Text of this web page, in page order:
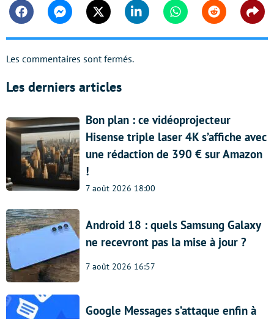
FacebookMessengerTwitter Linkedin WhatsappReddit
Les commentaires sont fermés.
Les derniers articles
Bon plan : ce vidéoprojecteur
Hisense triple laser 4K s’affiche avec
une rédaction de 390 € sur Amazon
!
7 août 2026 18:00
Android 18 : quels Samsung Galaxy
ne recevront pas la mise à jour ?
7 août 2026 16:57
Google Messages s’attaque enfin à